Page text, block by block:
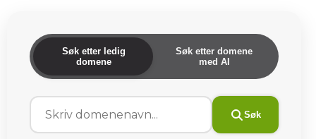
Søk etter ledig
domene
Søk etter domene
med AI
Søk